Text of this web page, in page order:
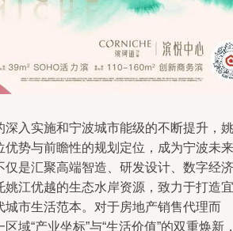
深入实施和宁波城市能级的不断提升，姚
优势与前瞻性的规划定位，成为宁波未来
仅是汇聚高端智造、研发设计、数字经济
姚江优越的生态水岸资源，致力于打造宜
市生活范本。对于房地产销售代理而
域“产业坐标”与“生活价值”的双重焕新